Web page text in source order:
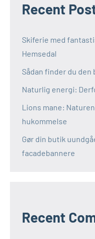
Recent
Skiferie med
Hemsedal
Sådan finder du
Naturlig energi:
Lions mane:
hukommelse
Gør din butik
facadebannere
Recent